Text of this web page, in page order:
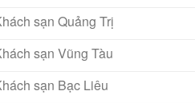
sạn Quảng Trị
sạn Vũng Tàu
sạn Bạc Liêu